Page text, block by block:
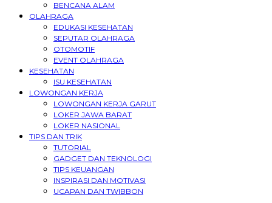
BENCANA ALAM
OLAHRAGA
EDUKASI KESEHATAN
SEPUTAR OLAHRAGA
OTOMOTIF
EVENT OLAHRAGA
KESEHATAN
ISU KESEHATAN
LOWONGAN KERJA
LOWONGAN KERJA GARUT
LOKER JAWA BARAT
LOKER NASIONAL
TIPS DAN TRIK
TUTORIAL
GADGET DAN TEKNOLOGI
TIPS KEUANGAN
INSPIRASI DAN MOTIVASI
UCAPAN DAN TWIBBON